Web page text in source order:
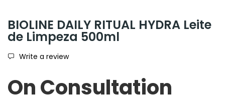
BIOLINE DAILY RITUAL HYDRA Leite
de Limpeza 500ml
Write a review
On Consultation